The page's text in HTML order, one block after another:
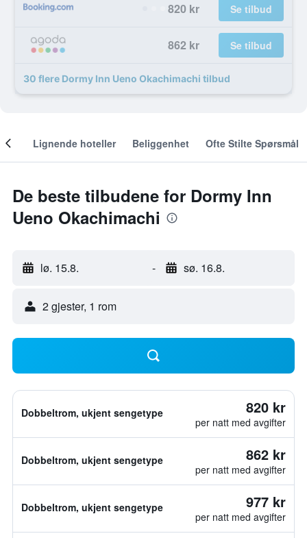
820 kr Se tilbud
862 kr Se tilbud
30 flere Dormy Inn Ueno Okachimachi tilbud
Lignende hoteller Beliggenhet Ofte Stilte Spørsmål
De beste tilbudene for Dormy Inn
Ueno Okachimachi
lø. 15.8. - sø. 16.8.
2 gjester, 1 rom
Dobbeltrom, ukjent sengetype 820 kr
per natt med avgifter
Dobbeltrom, ukjent sengetype 862 kr
per natt med avgifter
Dobbeltrom, ukjent sengetype 977 kr
per natt med avgifter